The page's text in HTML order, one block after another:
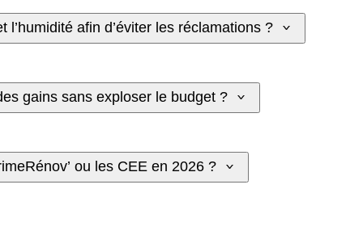
afin d’éviter les réclamations ?
gains sans exploser le budget ?
ou les CEE en 2026 ?